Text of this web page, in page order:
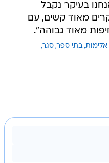
בעיקר נקבל
מאוד קשים, עם
מאוד גבוהה".
אלימות בתי ספר סגר